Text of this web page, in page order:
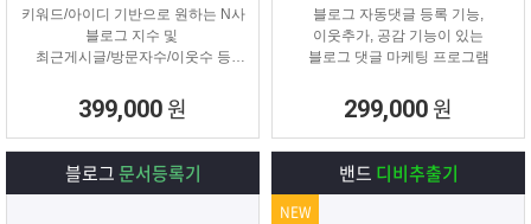
키워드/아이디 기반으로 원하는 N사
블로그 지수 및
최근게시글/방문자수/이웃수 등
램
399,000 원
블로그 자동댓글 등록 기능,
이웃추가, 공감 기능이 있는
블로그 댓글 마케팅 프로그램
299,000 원
블로그문서등록기 밴드 디비추출기
NEW